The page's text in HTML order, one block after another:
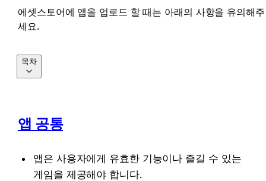
에셋스토어에 앱을 업로드 할 때는 아래의 사항을 유의해주
세요.
앱 공통
앱은 사용자에게 유효한 기능이나 즐길 수 있는
게임을 제공해야 합니다.
목차